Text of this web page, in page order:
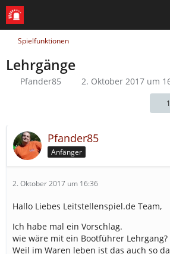
Spielfunktionen
Lehrgänge
Pfander85 2. Oktober 2017 um
Pfander85
Anfänger
2. Oktober 2017 um 16:36
Hallo Liebes Leitstellenspiel.de Team,
Ich habe mal ein Vorschlag.
wie wäre mit ein Bootführer Lehrgang?
Weil im Waren leben ist das auch so